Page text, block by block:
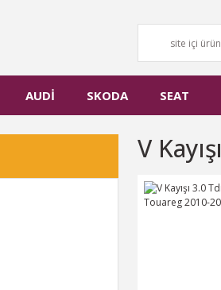
AUDİ SKODA SEAT
V Kayışı